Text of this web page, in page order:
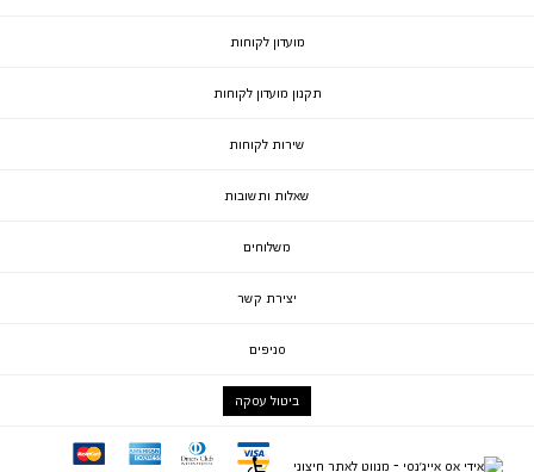
מועדון לקוחות
תקנון מועדון לקוחות
שירות לקוחות
שאלות ותשובות
משלוחים
יצירת קשר
סניפים
ביטול עסקה
visa
diners
ae
mc